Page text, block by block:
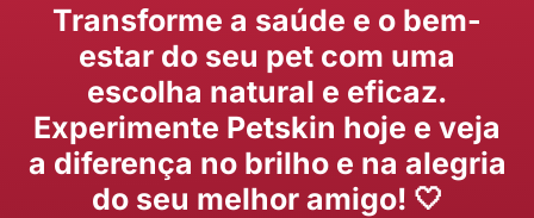
Transforme a saúde e o bem-
estar do seu pet com uma
escolha natural e eficaz.
Experimente Petskin hoje e veja
a diferença no brilho e na alegria
do seu melhor amigo! 🤍